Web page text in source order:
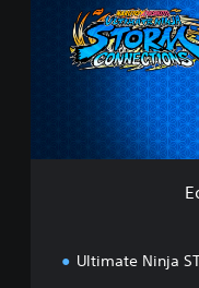
o
Ultimate Ninja